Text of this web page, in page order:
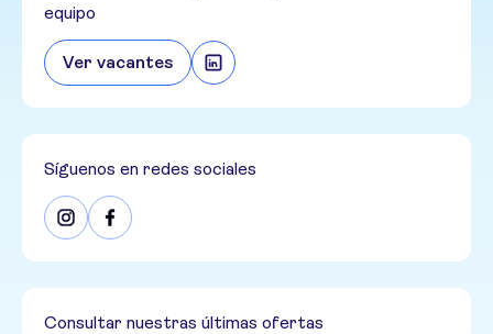
equipo
Ver vacantes
Síguenos en redes sociales
Consultar nuestras últimas ofertas